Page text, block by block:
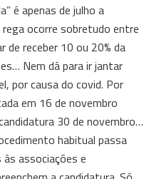
é apenas de julho a
ocorre sobretudo entre
receber 10 ou 20% da
Nem dá para ir jantar
por causa do covid. Por
em 16 de novembro
30 de novembro…
habitual passa
associações e